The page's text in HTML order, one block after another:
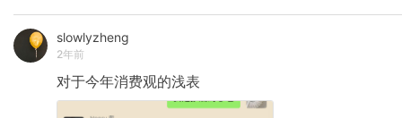
slowlyzheng
2年前
对于今年消费观的浅表